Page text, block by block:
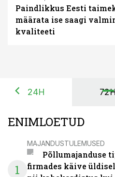
Paindlikkus Eesti
määrata ise saagi
kvaliteeti
24H 72H
ENIMLOETUD
1
MAJANDUSTULEMUSED
Põllumajanduse
firmades käive